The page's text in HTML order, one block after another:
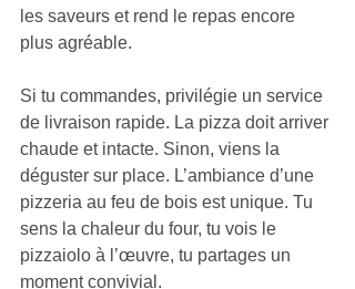
les saveurs et rend le repas encore
plus agréable.
Si tu commandes, privilégie un service
de livraison rapide. La pizza doit arriver
chaude et intacte. Sinon, viens la
déguster sur place. L’ambiance d’une
pizzeria au feu de bois est unique. Tu
sens la chaleur du four, tu vois le
pizzaiolo à l’œuvre, tu partages un
moment convivial.